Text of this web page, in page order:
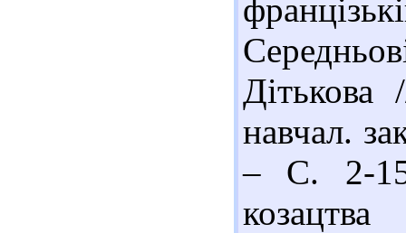
Дітькова
навчал.
– С. 2-